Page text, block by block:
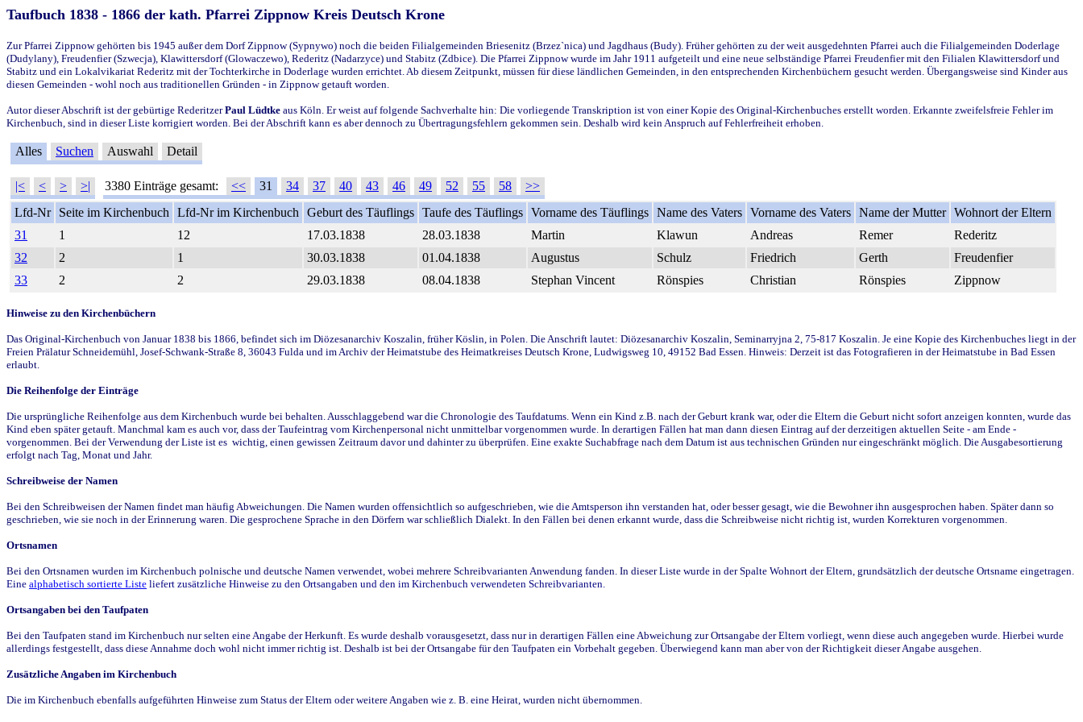
Taufbuch 1838 - 1866 der kath. Pfarrei Zippnow Kreis Deutsch Krone
Zur Pfarrei Zippnow gehörten bis 1945 außer dem Dorf Zippnow (Sypnywo) noch die beiden Filialgemeinden Briesenitz (Brzez`nica) und Jagdhaus (Budy). Früher gehörten zu der weit ausgedehnten Pfarrei auch die Filialgemeinden Doderlage
(Dudylany), Freudenfier (Szwecja), Klawittersdorf (Glowaczewo), Rederitz (Nadarzyce) und Stabitz (Zdbice). Die Pfarrei Zippnow wurde im Jahr 1911 aufgeteilt und eine neue selbständige Pfarrei Freudenfier mit den Filialen Klawittersdorf und
Stabitz und ein Lokalvikariat Rederitz mit der Tochterkirche in Doderlage wurden errichtet. Ab diesem Zeitpunkt, müssen für diese ländlichen Gemeinden, in den entsprechenden Kirchenbüchern gesucht werden. Übergangsweise sind Kinder aus
diesen Gemeinden - wohl noch aus traditionellen Gründen - in Zippnow getauft worden.
Autor dieser Abschrift ist der gebürtige RederitzerPaul Lüdtke aus Köln. Er weist auf folgende Sachverhalte hin: Die vorliegende Transkription ist von einer Kopie des Original-Kirchenbuches erstellt worden. Erkannte zweifelsfreie Fehler im
Kirchenbuch, sind in dieser Liste korrigiert worden. Bei der Abschrift kann es aber dennoch zu Übertragungsfehlern gekommen sein. Deshalb wird kein Anspruch auf Fehlerfreiheit erhoben.
Alles Suchen Auswahl Detail
|< < > >| 3380 Einträge gesamt: << 31 34 37 40 43 46 49 52 55 58
>>
Lfd-Nr
Seite im Kirchenbuch Lfd-Nr im Kirchenbuch Geburt des Täuflings Taufe des Täuflings Vorname des Täuflings Name des Vaters Vorname des Vaters Name der Mutter Wohnort der Eltern
31
1 12 17.03.1838 28.03.1838 Martin Klawun Andreas Remer
Rederitz
32
2 1 30.03.1838 01.04.1838 Augustus Schulz Friedrich Gerth
Freudenfier
33
2 2 29.03.1838 08.04.1838 Stephan Vincent Rönspies Christian Rönspies Zippnow
Hinweise zu den Kirchenbüchern
Das Original-Kirchenbuch von Januar 1838 bis 1866, befindet sich im Diözesanarchiv Koszalin, früher Köslin, in Polen. Die Anschrift lautet: Diözesanarchiv Koszalin, Seminarryjna 2, 75-817 Koszalin. Je eine Kopie des Kirchenbuches liegt in der
Freien Prälatur Schneidemühl, Josef-Schwank-Straße 8, 36043 Fulda und im Archiv der Heimatstube des Heimatkreises Deutsch Krone, Ludwigsweg 10, 49152 Bad Essen. Hinweis: Derzeit ist das Fotografieren in der Heimatstube in Bad Essen
erlaubt.
Die Reihenfolge der Einträge
Die ursprüngliche Reihenfolge aus dem Kirchenbuch wurde bei behalten. Ausschlaggebend war die Chronologie des Taufdatums. Wenn ein Kind z.B. nach der Geburt krank war, oder die Eltern die Geburt nicht sofort anzeigen konnten, wurde das
Kind eben später getauft. Manchmal kam es auch vor, dass der Taufeintrag vom Kirchenpersonal nicht unmittelbar vorgenommen wurde. In derartigen Fällen hat man dann diesen Eintrag auf der derzeitigen aktuellen Seite - am Ende -
vorgenommen. Bei der Verwendung der Liste ist es wichtig, einen gewissen Zeitraum davor und dahinter zu überprüfen. Eine exakte Suchabfrage nach dem Datum ist aus technischen Gründen nur eingeschränkt möglich. Die Ausgabesortierung
erfolgt nach Tag, Monat und Jahr.
Schreibweise der Namen
Bei den Schreibweisen der Namen findet man häufig Abweichungen. Die Namen wurden offensichtlich so aufgeschrieben, wie die Amtsperson ihn verstanden hat, oder besser gesagt, wie die Bewohner ihn ausgesprochen haben. Später dann so
geschrieben, wie sie noch in der Erinnerung waren. Die gesprochene Sprache in den Dörfern war schließlich Dialekt. In den Fällen bei denen erkannt wurde, dass die Schreibweise nicht richtig ist, wurden Korrekturen vorgenommen.
Ortsnamen
Bei den Ortsnamen wurden im Kirchenbuch polnische und deutsche Namen verwendet, wobei mehrere Schreibvarianten Anwendung fanden. In dieser Liste wurde in der Spalte Wohnort der Eltern, grundsätzlich der deutsche Ortsname eingetragen.
Eine alphabetisch sortierte Liste liefert zusätzliche Hinweise zu den Ortsangaben und den im Kirchenbuch verwendeten Schreibvarianten.
Ortsangaben bei den Taufpaten
Bei den Taufpaten stand im Kirchenbuch nur selten eine Angabe der Herkunft. Es wurde deshalb vorausgesetzt, dass nur in derartigen Fällen eine Abweichung zur Ortsangabe der Eltern vorliegt, wenn diese auch angegeben wurde. Hierbei wurde
allerdings festgestellt, dass diese Annahme doch wohl nicht immer richtig ist. Deshalb ist bei der Ortsangabe für den Taufpaten ein Vorbehalt gegeben. Überwiegend kann man aber von der Richtigkeit dieser Angabe ausgehen.
Zusätzliche Angaben im Kirchenbuch
Die im Kirchenbuch ebenfalls aufgeführten Hinweise zum Status der Eltern oder weitere Angaben wie z. B. eine Heirat, wurden nicht übernommen.